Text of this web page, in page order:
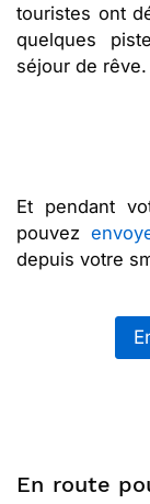
touristes ont
quelques
séjour de rêve.
Et pendant
pouvez
depuis votre
En route